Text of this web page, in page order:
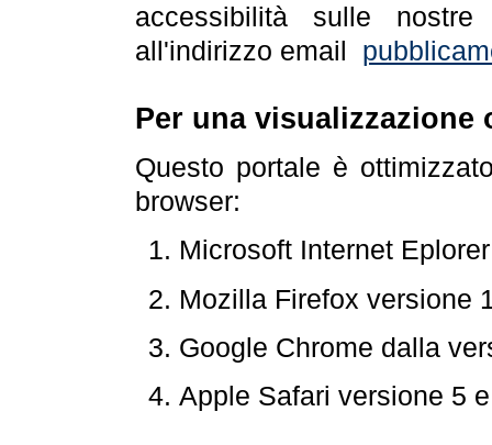
accessibilità sulle
all'indirizzo email
Per una visualizzazione
Questo portale è
browser:
Microsoft Internet
Mozilla Firefox versione
Google Chrome dalla
Apple Safari versione 5